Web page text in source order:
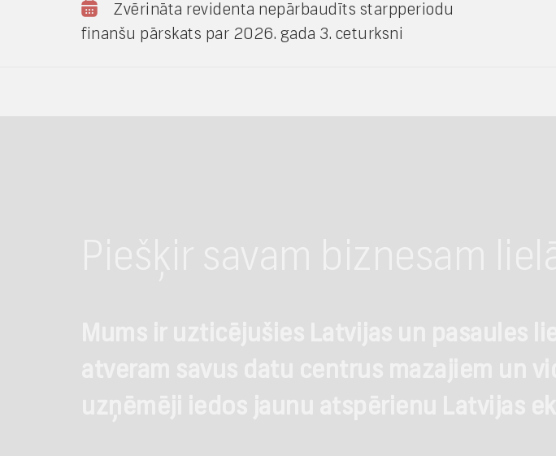
Zvērināta revidenta nepārbaudīts starpperiodu
finanšu pārskats par 2026. gada 3. ceturksni